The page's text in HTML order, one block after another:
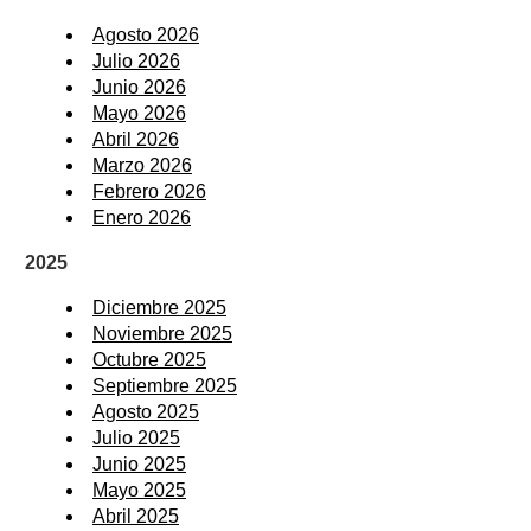
Agosto 2026
Julio 2026
Junio 2026
Mayo 2026
Abril 2026
Marzo 2026
Febrero 2026
Enero 2026
2025
Diciembre 2025
Noviembre 2025
Octubre 2025
Septiembre 2025
Agosto 2025
Julio 2025
Junio 2025
Mayo 2025
Abril 2025